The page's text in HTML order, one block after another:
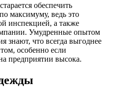
обеспечить
максимуму, ведь это
инспекцией, а также
Умудренные опытом
знают, что всегда выгоднее
особенно если
предприятии высока.